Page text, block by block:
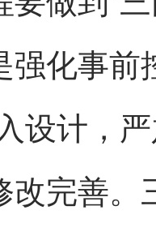
强化事前
设计，
改完善。